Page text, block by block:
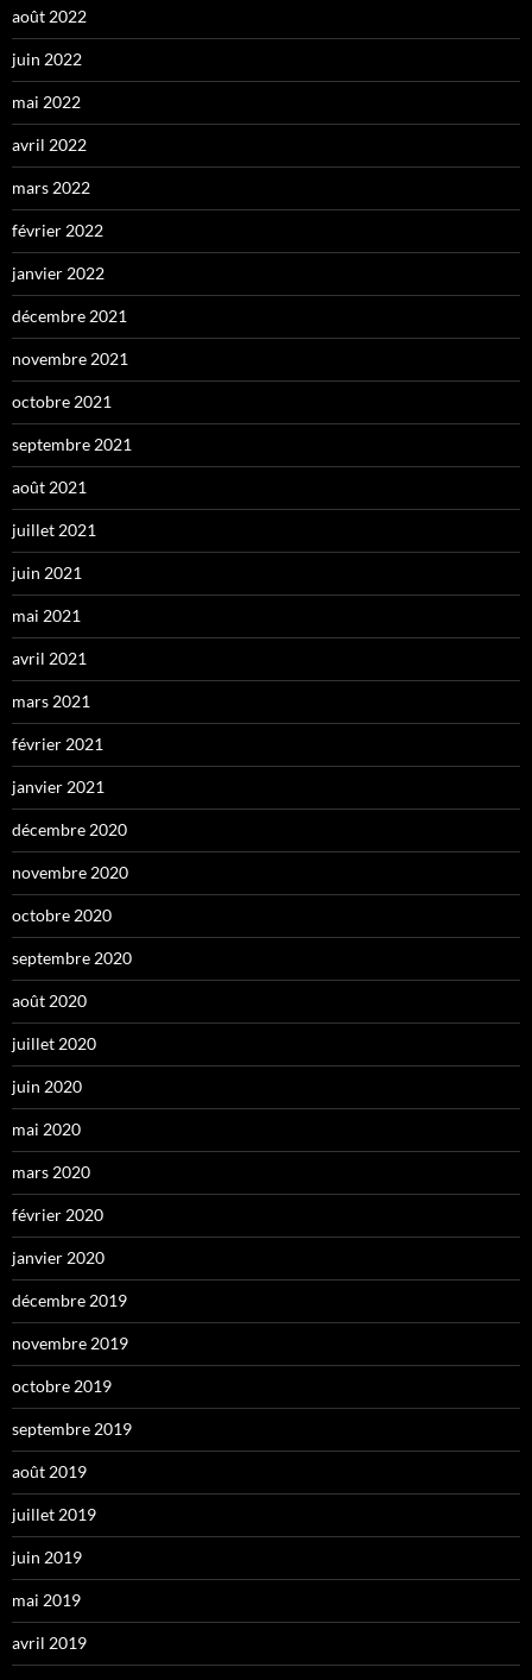
août 2022
juin 2022
mai 2022
avril 2022
mars 2022
février 2022
janvier 2022
décembre 2021
novembre 2021
octobre 2021
septembre 2021
août 2021
juillet 2021
juin 2021
mai 2021
avril 2021
mars 2021
février 2021
janvier 2021
décembre 2020
novembre 2020
octobre 2020
septembre 2020
août 2020
juillet 2020
juin 2020
mai 2020
mars 2020
février 2020
janvier 2020
décembre 2019
novembre 2019
octobre 2019
septembre 2019
août 2019
juillet 2019
juin 2019
mai 2019
avril 2019